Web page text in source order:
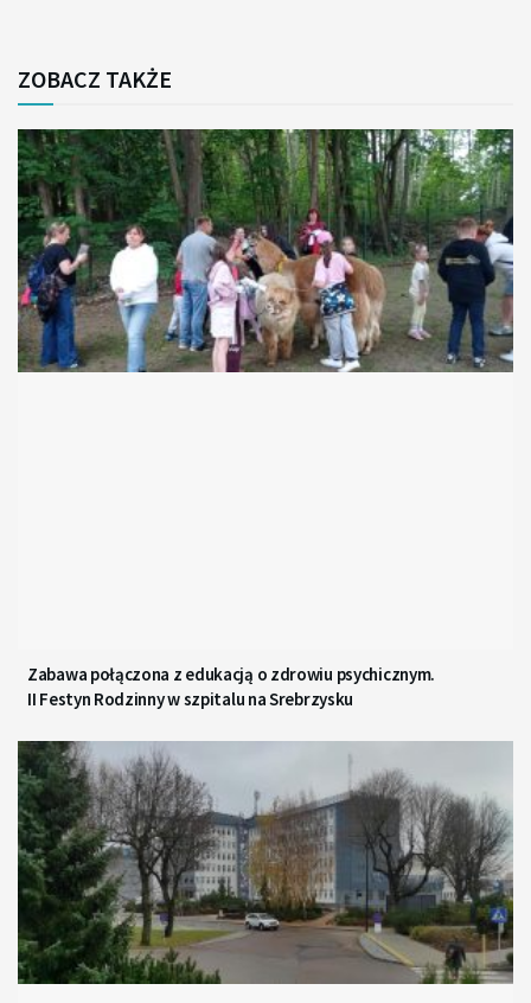
ZOBACZ TAKŻE
Zabawa połączona z edukacją o zdrowiu psychicznym.
II Festyn Rodzinny w szpitalu na Srebrzysku